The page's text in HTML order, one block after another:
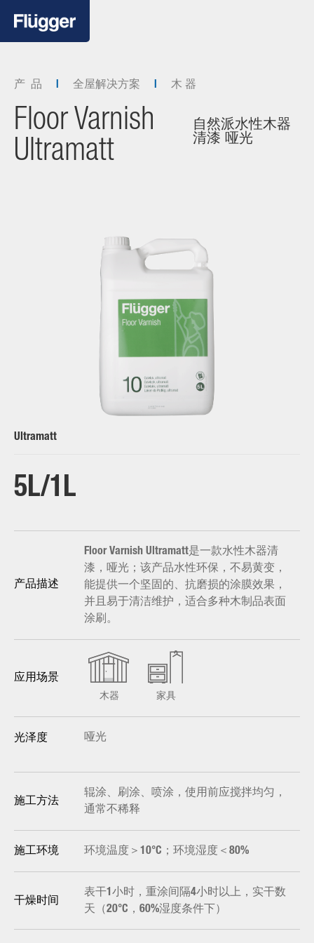
产 品 全屋解决方案 木 器
Floor Varnish
Ultramatt
自然派水性木器
清漆 哑光
Ultramatt
5L/1L
产品描述
Floor Varnish Ultramatt是一款水性木器清
漆，哑光；该产品水性环保，不易黄变，
能提供一个坚固的、抗磨损的涂膜效果，
并且易于清洁维护，适合多种木制品表面
涂刷。
应用场景
木器 家具
光泽度 哑光
施工方法
辊涂、刷涂、喷涂，使用前应搅拌均匀，
通常不稀释
施工环境 环境温度＞10°C；环境湿度＜80%
干燥时间
表干1小时，重涂间隔4小时以上，实干数
天（20°C，60%湿度条件下）